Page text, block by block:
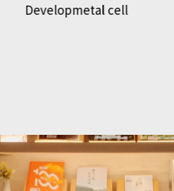
Developmetal cell